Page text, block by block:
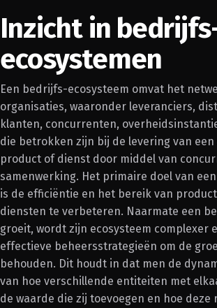
Inzicht in
ecosystemen
Een bedrijfs-ecosysteem omvat het
organisaties, waaronder leveranciers,
klanten, concurrenten,
die betrokken zijn bij de levering van een
product of dienst door middel van
samenwerking. Het primaire doel van
is de efficiëntie en het bereik van
diensten te verbeteren. Naarmate een
groeit, wordt zijn ecosysteem complexer
effectieve beheersstrategieën om de
behouden. Dit houdt in dat men de
van hoe verschillende entiteiten met
de waarde die zij toevoegen en hoe deze